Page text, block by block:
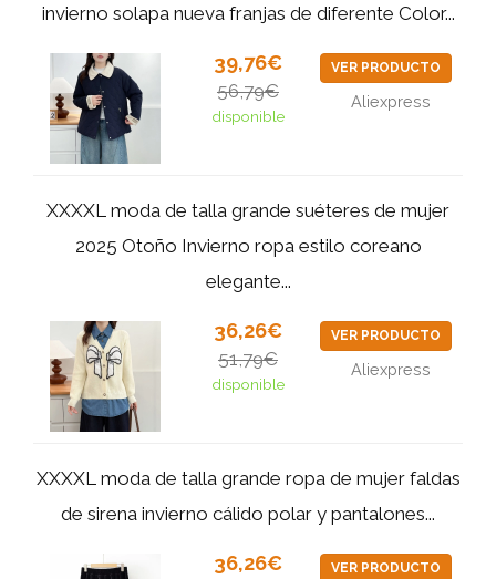
invierno solapa nueva franjas de diferente Color...
39,76€
56,79€
disponible
VER PRODUCTO
Aliexpress
XXXXL moda de talla grande suéteres de mujer
2025 Otoño Invierno ropa estilo coreano
elegante...
36,26€
51,79€
disponible
VER PRODUCTO
Aliexpress
XXXXL moda de talla grande ropa de mujer faldas
de sirena invierno cálido polar y pantalones...
36,26€ VER PRODUCTO